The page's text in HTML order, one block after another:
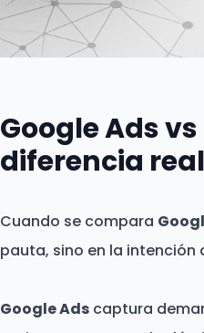
Google Ads
diferencia real
Cuando se compara
pauta, sino en la intención
Google Adscaptura